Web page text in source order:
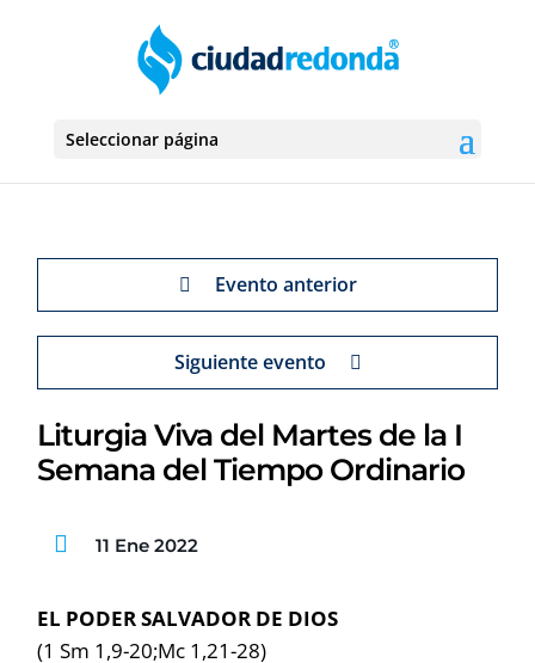
Seleccionar página
Evento anterior
Siguiente evento
Liturgia Viva del Martes de la I
Semana del Tiempo Ordinario
11 Ene 2022
EL PODER SALVADOR DE DIOS
(1 Sm 1,9-20;Mc 1,21-28)